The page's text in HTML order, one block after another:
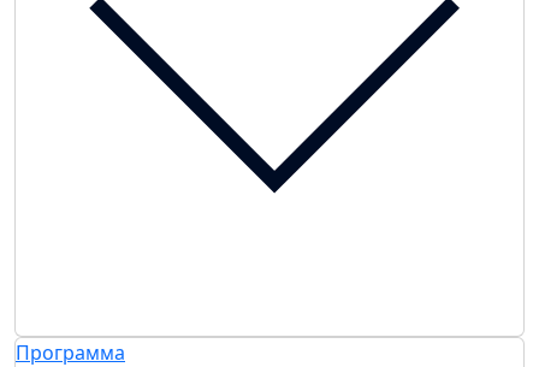
Программа